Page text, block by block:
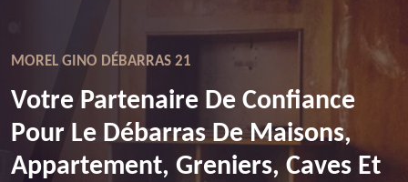
MOREL GINO DÉBARRAS 21
Votre Partenaire De Confiance
Pour Le Débarras De Maisons,
Appartement, Greniers, Caves Et